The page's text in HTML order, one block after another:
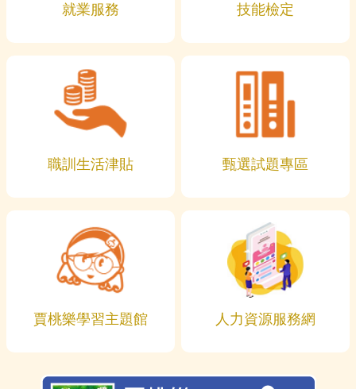
就業服務 技能檢定
職訓生活津貼 甄選試題專區
賈桃樂學習主題館 人力資源服務網